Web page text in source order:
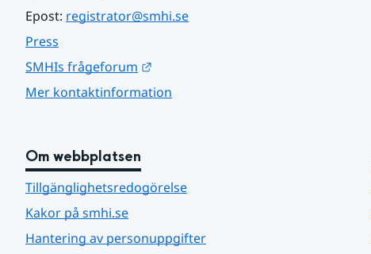
Epost: registrator@smhi.se
Press
SMHIs frågeforum
Mer kontaktinformation
Om webbplatsen
Tillgänglighetsredogörelse
Kakor på smhi.se
Hantering av personuppgifter